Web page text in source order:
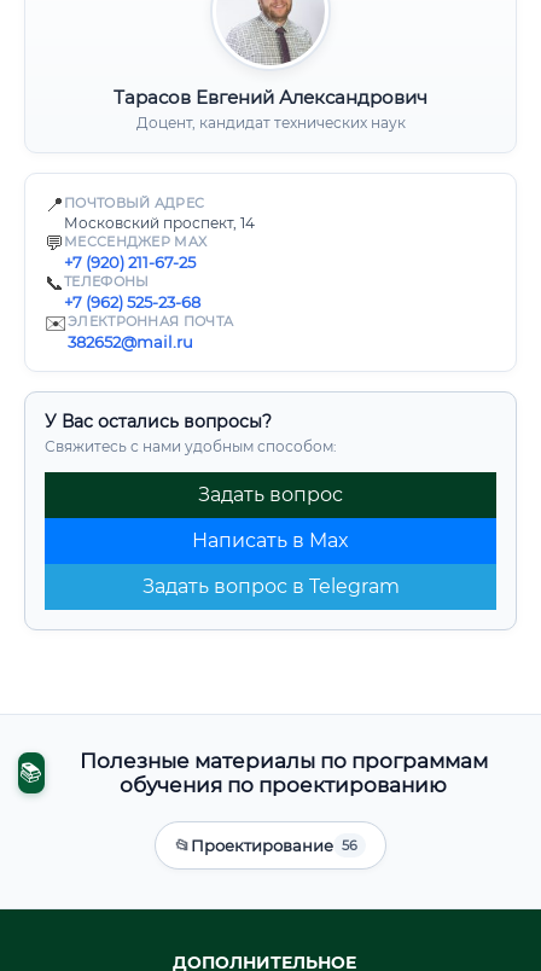
Тарасов Евгений Александрович
Доцент, кандидат технических наук
📍 ПОЧТОВЫЙ АДРЕС
Московский проспект, 14
💬 МЕССЕНДЖЕР MAX
+7 (920) 211-67-25
📞ТЕЛЕФОНЫ
+7 (962) 525-23-68
✉️ЭЛЕКТРОННАЯ ПОЧТА
382652@mail.ru
У Вас остались вопросы?
Свяжитесь с нами удобным способом:
Задать вопрос
Написать в Max
Задать вопрос в Telegram
📚
Полезные материалы по программам
обучения по проектированию
📂Проектирование 56
ДОПОЛНИТЕЛЬНОЕ